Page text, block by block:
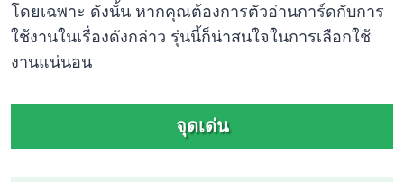
โดยเฉพาะ ดังนั้น หากคุณต้องการตัวอ่านการ์ดกับการ
ใช้งานในเรื่องดังกล่าว รุ่นนี้ก็น่าสนใจในการเลือกใช้
งานแน่นอน
จุดเด่น